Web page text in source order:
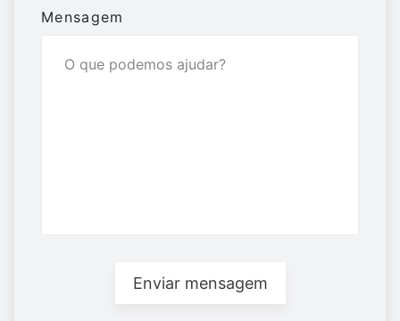
Mensagem
Enviar mensagem